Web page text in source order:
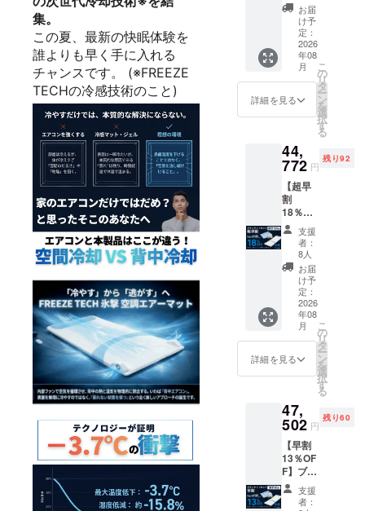
集。
この夏、最新の快眠体験を
誰よりも早く手に入れる
チャンスです。 (※FREEZE
TECHの冷感技術のこと)
送状況
の都合
等によ
り到着
時期が
前後す
がござ
います
承くだ
さい。
ン発送
スケ
ジュー
ルにつ
いて ・
リター
ン商品
はご支
から順
次発送
いたし
ます。
・但
し、ご
注文状
況、配
送状況
の都合
等によ
り到着
時期が
前後す
る場合
います
ので何
さい。
マッ
ト 1
セット
・イン
ナー
シャ
ツ 1
セット
ジュー
ルにつ
いて ・
リター
ン商品
はご支
援いた
だいた
順に6月
から順
次発送
いたし
ます。
・但
し、ご
注文状
況、配
り到着
時期が
前後す
る場合
がござ
います
ので何
卒ご了
早割
13％OF
F 一般
販売価
45,600
円（税
込）
→39,67
2円（税
料込）
■内容
・
FREEZ
ETECH
氷撃空
調エ
アー
マッ
ト 1
セット
・イン
ナー
シャ
ツ 1
セット
■リター
ルにつ
いて ・
リター
ン商品
はご支
援いた
だいた
順に6月
お届
け予
定：
2026
年08
月
詳細を見る
こ
の
リ
タ
ー
ン
を
選
択
す
る
44,
772 円
残り92
【超早
割
18％OF
F】ブラ
ンケッ
トセッ
ト超早
18％OF
F 一般
販売価
54,600
円（税
込）
→44,77
込・送
料込）
■内容
・
FREEZ
ETECH
氷撃空
調エ
支援
者：
8人
お届
け予
定：
2026
年08
月
詳細を見る
こ
の
リ
タ
ー
ン
を
選
択
す
る
47,
502 円
残り60
【早割
13％OF
F】ブラ
ンケッ
トセッ
支援
者：